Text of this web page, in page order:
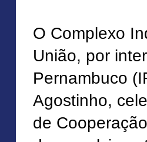
O Complexo
União, por
Pernambuco
Agostinho,
de